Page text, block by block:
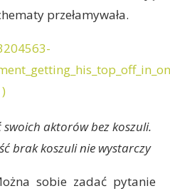
przełamywała.
aktorów bez koszuli.
brak koszuli nie wystarczy
sobie zadać pytanie